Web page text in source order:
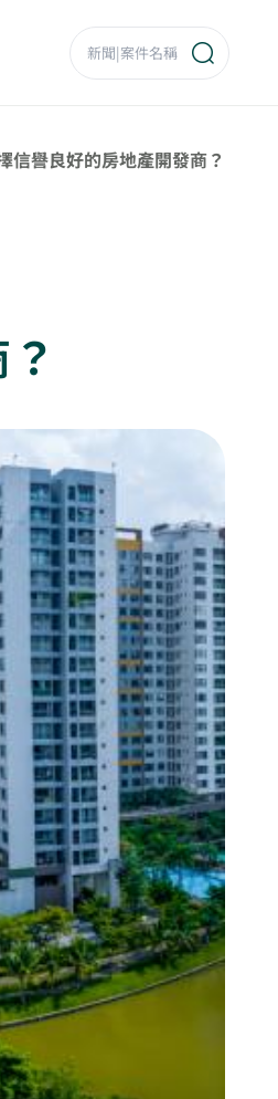
信譽良好的房地產開發商？